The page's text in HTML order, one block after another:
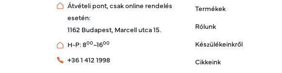
Átvételi pont, csak online rendelés
esetén:
1162 Budapest, Marcell utca 15.
H-P: 800–1600
+36 1 412 1998
Termékek
Rólunk
Készülékeinkről
Cikkeink